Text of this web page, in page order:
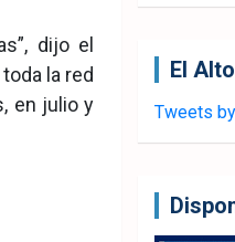
dijo el
la red
en julio y
El
Tweets